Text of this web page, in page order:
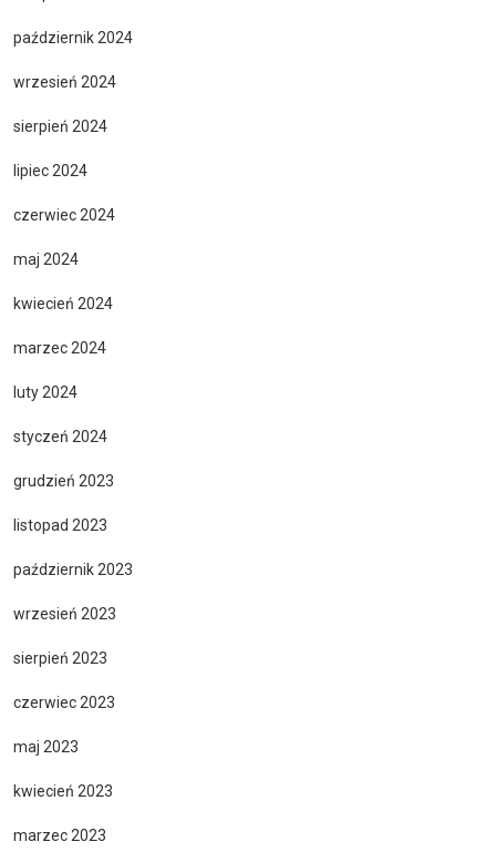
październik 2024
wrzesień 2024
sierpień 2024
lipiec 2024
czerwiec 2024
maj 2024
kwiecień 2024
marzec 2024
luty 2024
styczeń 2024
grudzień 2023
listopad 2023
październik 2023
wrzesień 2023
sierpień 2023
czerwiec 2023
maj 2023
kwiecień 2023
marzec 2023